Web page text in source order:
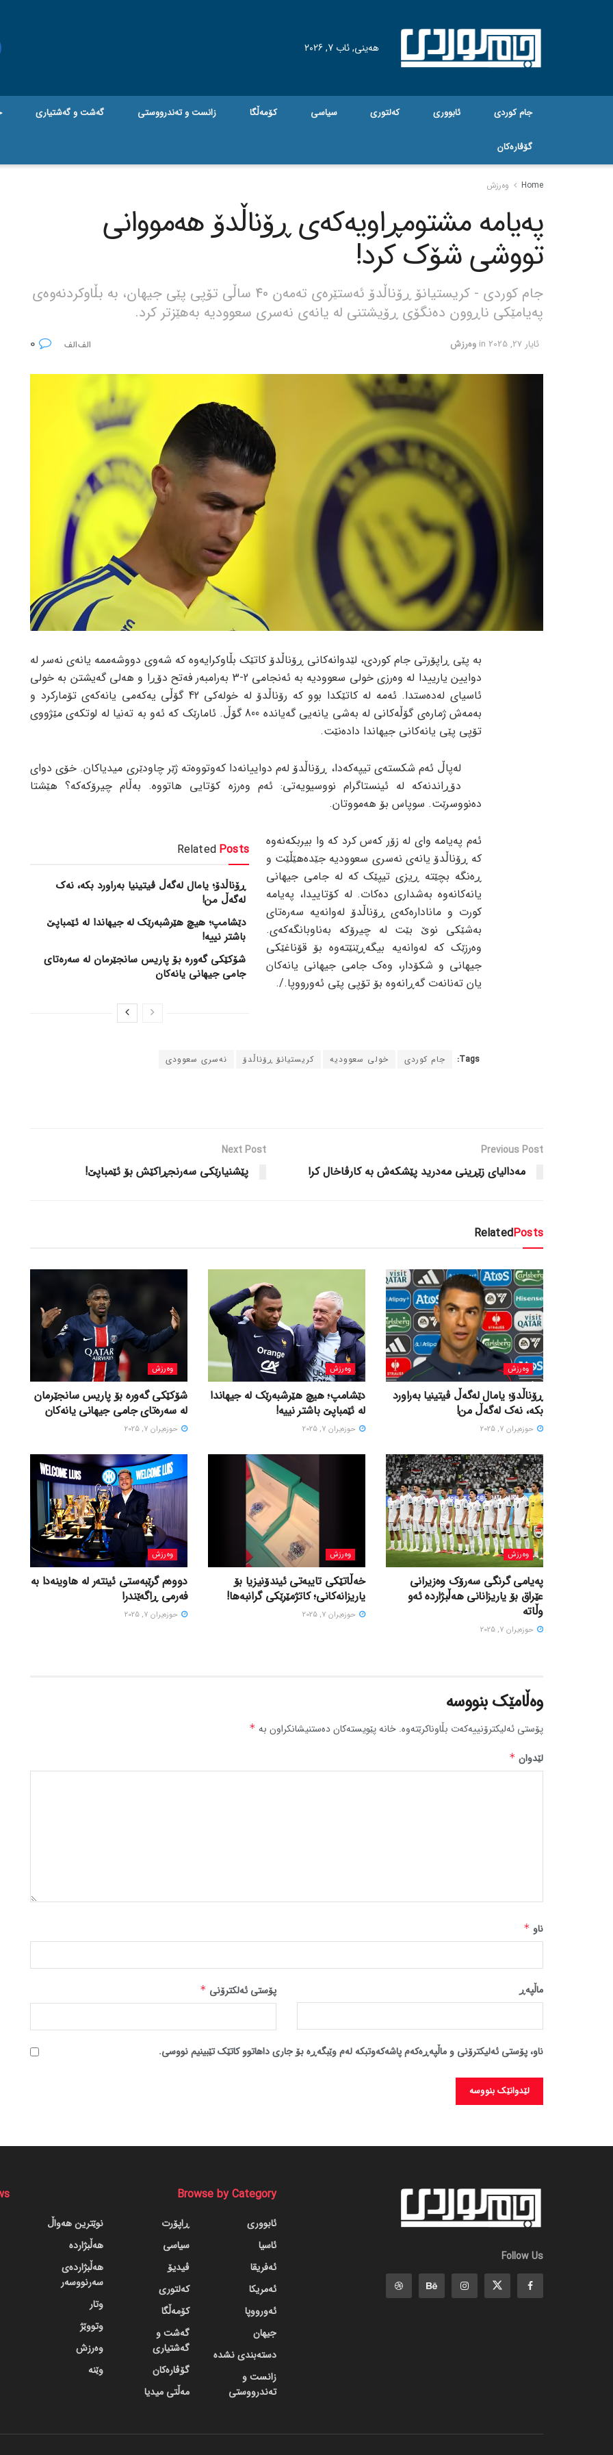
هه‌ینی, ئاب 7, 2026
جام کوردی ئابووری کەلتوری سیاسی کۆمەڵگا زانست و تەندرووستی گه‌شت و گه‌شتیاری
گۆڤاره‌کان
Home وەرزش
پەیامه مشتومڕاویەکەی ڕۆناڵدۆ هەمووانی
تووشی شۆک کرد!
جام کوردی - کریستیانۆ ڕۆناڵدۆ ئەستێرەی تەمەن 40 ساڵی تۆپی پێی جیهان، بە بڵاوکردنەوەی
پەیامێکی ناڕوون دەنگۆی ڕۆیشتنی لە یانەی نەسری سعوودیە بەهێزتر کرد.
ئایار 27, 2025 in وەرزش
بە پێی ڕاپۆرتی جام کوردی، لێدوانەکانی ڕۆناڵدۆ کاتێک بڵاوکرایەوە کە شەوی دووشەممە یانەی نەسر لە
دوایین یارییدا لە وەرزی خولی سعوودیە بە ئەنجامی 2-3 بەرامبەر فەتح دۆڕا و هەلی گەیشتن بە خولی
ئاسیای لەدەستدا. ئەمە لە کاتێکدا بوو کە رۆناڵدۆ لە خولەکی 42 گۆڵی یەکەمی یانەکەی تۆمارکرد و
بەمەش ژمارەی گۆڵەکانی له بەشی یانەیی گەیاندە 800 گۆڵ. ئامارێک کە ئەو بە تەنیا لە لوتکەی مێژووی
تۆپی پێی یانەکانی جیهاندا دادەنێت.
لەپاڵ ئەم شکستەی تیپەکەدا، ڕۆناڵدۆ لەم دواییانەدا کەوتووەتە ژێر چاودێری میدیاکان. خۆی دوای
دۆڕاندنەکە لە ئینستاگرام نووسیویەتی: ئەم وەرزە کۆتایی هاتووە. بەڵام چیرۆکەکە؟ هێشتا
دەنووسرێت. سوپاس بۆ هەمووتان.
Related Posts
ڕۆناڵدۆ؛ یامال لەگەڵ ڤیتینیا بەراورد بکە، نەک
لەگەڵ من!
دێشامپ؛ هیچ هێرشبەرێک لە جیهاندا لە ئێمباپێ
باشتر نییە!
شۆکێکی گەورە بۆ پاریس سانجێرمان لە سەرەتای
جامی جیهانی یانەکان
ئەم پەیامە وای لە زۆر کەس کرد کە وا بیربکەنەوە
کە ڕۆناڵدۆ یانەی نەسری سعوودیە جێدەهێڵێت و
ڕەنگە بچێتە ڕیزی تیپێک کە لە جامی جیهانی
یانەکانەوە بەشداری دەکات. لە کۆتاییدا، پەیامە
کورت و مانادارەکەی ڕۆناڵدۆ لەوانەیە سەرەتای
بەشێکی نوێ بێت لە چیرۆکە بەناوبانگەکەی.
وەرزێک کە لەوانەیە بیگەڕێنێتەوە بۆ قۆناغێکی
جیهانی و شکۆدار، وەک جامی جیهانی یانەکان
یان تەنانەت گەڕانەوە بۆ تۆپی پێی ئەورووپا./.
Tags: جام کوردی خولی سعوودیە کریستیانۆ ڕۆناڵدۆ نەسری سعوودی
Previous Post
مەدالیای زێڕینی مەدرید پێشکەش به کارڤاخال کرا
Next Post
پێشنیارێکی سەرنجڕاکێش بۆ ئێمباپێ!
RelatedPosts
وەرزش
ڕۆناڵدۆ؛ یامال لەگەڵ ڤیتینیا بەراورد
بکە، نەک لەگەڵ من!
حوزه‌یران 7, 2025
وەرزش
دێشامپ؛ هیچ هێرشبەرێک لە جیهاندا
لە ئێمباپێ باشتر نییە!
حوزه‌یران 7, 2025
وەرزش
شۆکێکی گەورە بۆ پاریس سانجێرمان
لە سەرەتای جامی جیهانی یانەکان
حوزه‌یران 7, 2025
وەرزش
پەیامی گرنگی سەرۆک وەزیرانی
عێراق بۆ یاریزانانی هەڵبژارده ئەو
وڵاتە
حوزه‌یران 7, 2025
وەرزش
خەڵاتێکی تایبەتی ئیندۆنیزیا بۆ
یاریزانەکانی؛ کاتژمێرێکی گرانبەها!
حوزه‌یران 7, 2025
وەرزش
دووەم گرێبەستی ئینتەر لە هاوینەدا بە
فەرمی ڕاگەێندرا
حوزه‌یران 7, 2025
وەڵامێک بنووسە
پۆستی ئەلیکترۆنییەکەت بڵاوناکرێتەوە. خانە پێویستەکان دەستنیشانکراون بە *
لێدوان *
ناو *
پۆستی ئەلکترۆنی * ماڵپه‌ڕ
ناو، پۆستی ئەلیکترۆنی و ماڵپەڕەکەم پاشەکەوتبکە لەم وێبگەڕە بۆ جاری داهاتوو کاتێک تێبینیم نووسی.
Follow Us
Browse by Category
ئابووری
ئاسیا
ئەفریقا
ئەمریکا
ئەورووپا
جیهان
دسته‌بندی نشده
زانست و
تەندرووستی
ڕاپۆرت
سیاسی
ڤیدیۆ
کەلتوری
کۆمەڵگا
گه‌شت و
گه‌شتیاری
گۆڤاره‌کان
مەڵتی میدیا
نوێترین هەواڵ
هەڵبژاردە
هەڵبژاردەی
سەرنووسەر
وتار
وتووێژ
وەرزش
وێنە